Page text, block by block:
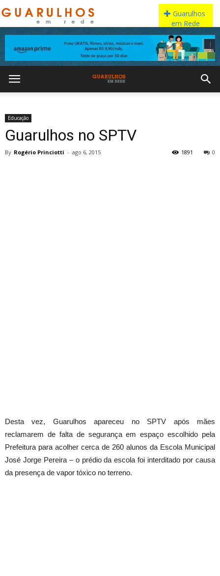
Educação
Guarulhos no SPTV
By Rogério Princiotti - ago 6, 2015 0
1891
Desta vez, Guarulhos apareceu no SPTV após mães
reclamarem de falta de segurança em espaço escolhido pela
Prefeitura para acolher cerca de 260 alunos da Escola Municipal
José Jorge Pereira – o prédio da escola foi interditado por causa
da presença de vapor tóxico no terreno.